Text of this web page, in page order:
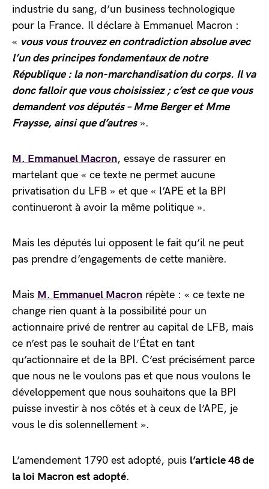
industrie du sang, d’un business technologique
pour la France. Il déclare à Emmanuel Macron :
« vous vous trouvez en contradiction absolue avec
l’un des principes fondamentaux de notre
République : la non-marchandisation du corps. Il va
donc falloir que vous choisissiez ; c’est ce que vous
demandent vos députés – Mme Berger et Mme
Fraysse, ainsi que d’autres».
M. Emmanuel Macron, essaye de rassurer en
martelant que « ce texte ne permet aucune
privatisation du LFB » et que « l’APE et la BPI
continueront à avoir la même politique ».
Mais les députés lui opposent le fait qu’il ne peut
pas prendre d’engagements de cette manière.
Mais M. Emmanuel Macron répète : « ce texte ne
change rien quant à la possibilité pour un
actionnaire privé de rentrer au capital de LFB, mais
ce n’est pas le souhait de l’État en tant
qu’actionnaire et de la BPI. C’est précisément parce
que nous ne le voulons pas et que nous voulons le
développement que nous souhaitons que la BPI
puisse investir à nos côtés et à ceux de l’APE, je
vous le dis solennellement ».
L’amendement 1790 est adopté, puis l’article 48 de
la loi Macron est adopté.